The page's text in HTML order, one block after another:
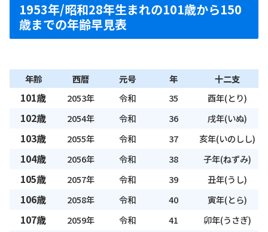
1953年/昭和28年生まれの101歳から150
歳までの年齢早見表
年齢 西暦 元号 年 十二支
101歳 2053年 令和 35 酉年(とり)
102歳 2054年 令和 36 戌年(いぬ)
103歳 2055年 令和 37 亥年(いのしし)
104歳 2056年 令和 38 子年(ねずみ)
105歳 2057年 令和 39 丑年(うし)
106歳 2058年 令和 40 寅年(とら)
107歳 2059年 令和 41 卯年(うさぎ)